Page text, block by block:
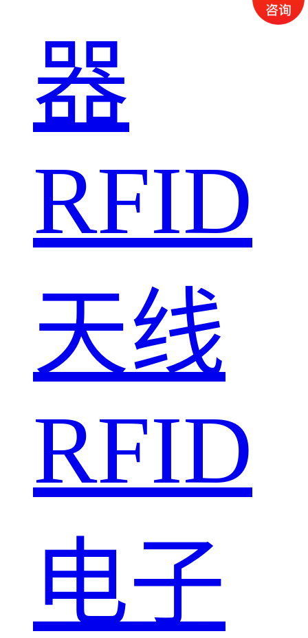
器
RFID
天线
RFID
电子